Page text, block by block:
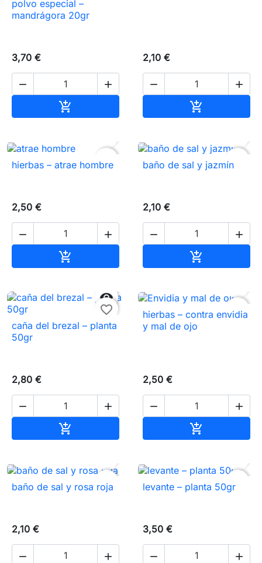
polvo especial –
mandrágora 20gr
3,70 €
 

2,10 €
 

favorite_border
hierbas – atrae hombre
2,50 €
 

favorite_border
baño de sal y jazmín
2,10 €
 


favorite_border
caña del brezal – planta
50gr
2,80 €
 

favorite_border
hierbas – contra envidia
y mal de ojo
2,50 €
 

favorite_border
baño de sal y rosa roja
2,10 €
 
favorite_border
levante – planta 50gr
3,50 €
 